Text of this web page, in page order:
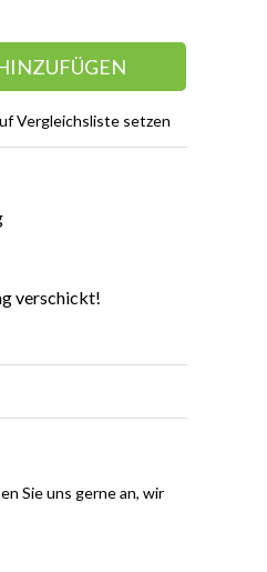
Vergleichsliste setzen
verschickt!
Sie uns gerne an, wir